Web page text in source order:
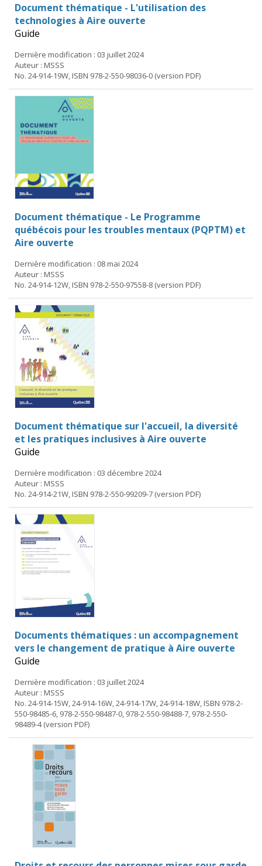
Document thématique - L'utilisation des
technologies à Aire ouverte
Guide
Dernière modification : 03 juillet 2024
Auteur : MSSS
No. 24-914-19W, ISBN 978-2-550-98036-0 (version PDF)
Document thématique - Le Programme
québécois pour les troubles mentaux (PQPTM) et
Aire ouverte
Dernière modification : 08 mai 2024
Auteur : MSSS
No. 24-914-12W, ISBN 978-2-550-97558-8 (version PDF)
Document thématique sur l'accueil, la diversité
et les pratiques inclusives à Aire ouverte
Guide
Dernière modification : 03 décembre 2024
Auteur : MSSS
No. 24-914-21W, ISBN 978-2-550-99209-7 (version PDF)
Documents thématiques : un accompagnement
vers le changement de pratique à Aire ouverte
Guide
Dernière modification : 03 juillet 2024
Auteur : MSSS
No. 24-914-15W, 24-914-16W, 24-914-17W, 24-914-18W, ISBN 978-2-
550-98485-6, 978-2-550-98487-0, 978-2-550-98488-7, 978-2-550-
98489-4 (version PDF)